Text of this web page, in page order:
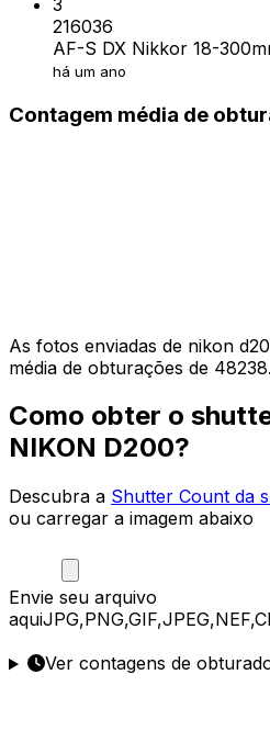
3
216036
AF-S DX Nikkor 18-
há um ano
Contagem média de
As fotos enviadas de nikon
média de obturações de 48238.
Como obter o
NIKON D200?
Descubra a Shutter Count da
ou carregar a imagem abaixo
Envie seu arquivo
aqui
Ver contagens de